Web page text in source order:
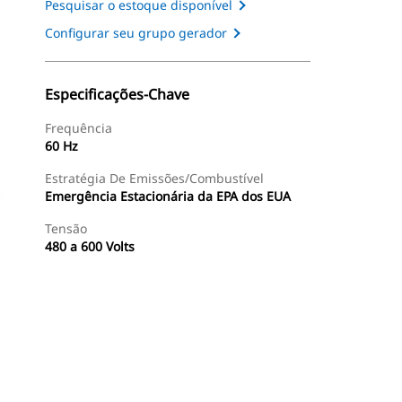
Pesquisar o estoque disponível
Configurar seu grupo gerador
Especificações-Chave
Frequência
60 Hz
Estratégia De Emissões/Combustível
Emergência Estacionária da EPA dos EUA
Tensão
480 a 600 Volts